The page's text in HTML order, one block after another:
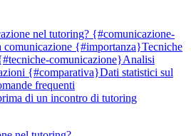
nel tutoring? {#comunicazione-
comunicazione {#importanza}Tecniche
comunicazione}Analisi
{#comparativa}Dati statistici sul
frequenti
di un incontro di tutoring